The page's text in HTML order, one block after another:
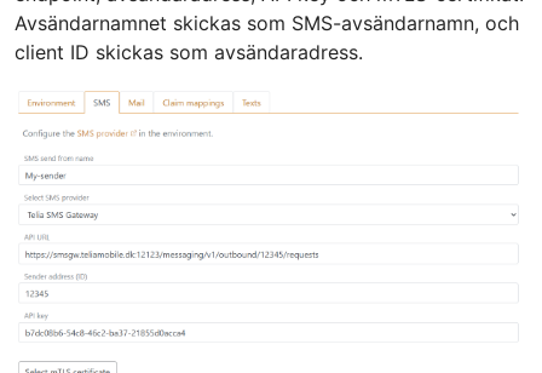
Avsändarnamnet skickas som SMS-avsändarnamn, och
client ID skickas som avsändaradress.